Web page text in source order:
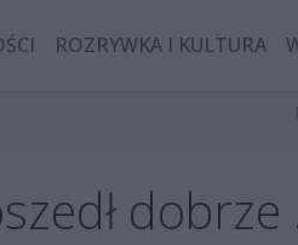
ROZRYWKA I KULTURA